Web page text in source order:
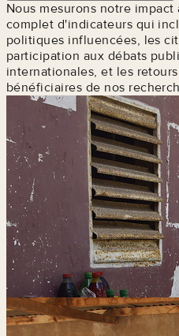
Nous mesurons notre impact
complet d'indicateurs qui
politiques influencées, les
participation aux débats
internationales, et les
bénéficiaires de nos